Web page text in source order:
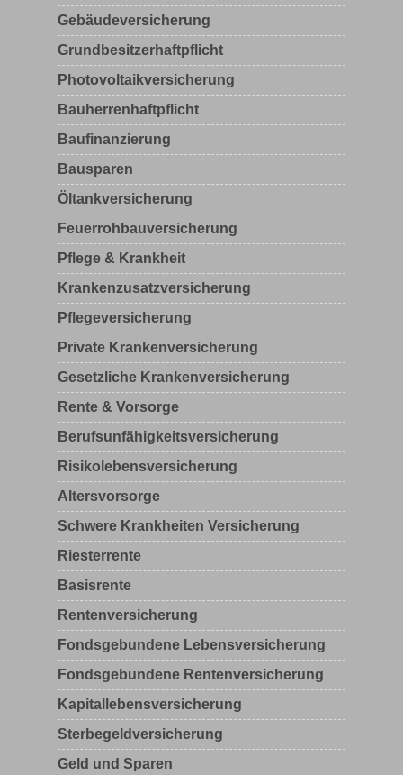
Gebäudeversicherung
Grundbesitzerhaftpflicht
Photovoltaikversicherung
Bauherrenhaftpflicht
Baufinanzierung
Bausparen
Öltankversicherung
Feuerrohbauversicherung
Pflege & Krankheit
Krankenzusatzversicherung
Pflegeversicherung
Private Krankenversicherung
Gesetzliche Krankenversicherung
Rente & Vorsorge
Berufs­unfähigkeitsversicherung
Risikolebensversicherung
Altersvorsorge
Schwere Krankheiten Versicherung
Riesterrente
Basisrente
Rentenversicherung
Fondsgebundene Lebensversicherung
Fondsgebundene Rentenversicherung
Kapitallebensversicherung
Sterbegeldversicherung
Geld und Sparen